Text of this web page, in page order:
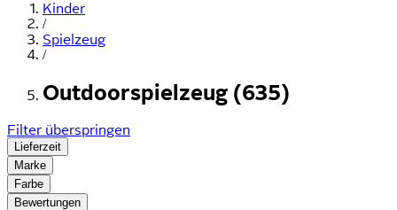
Kinder
/
Spielzeug
/
Outdoorspielzeug (635)
Filter überspringen
Lieferzeit
Marke
Farbe
Bewertungen